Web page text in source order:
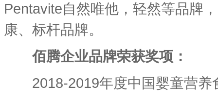
Pentavite自然唯他，轻然等品牌
康、标杆品牌。
佰腾企业品牌荣获奖项：
2018-2019年度中国婴童营养